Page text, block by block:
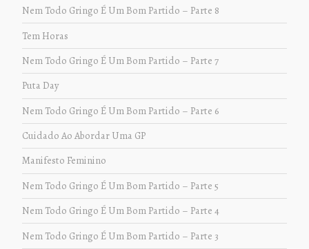
Nem Todo Gringo É Um Bom Partido – Parte 8
Tem Horas
Nem Todo Gringo É Um Bom Partido – Parte 7
Puta Day
Nem Todo Gringo É Um Bom Partido – Parte 6
Cuidado Ao Abordar Uma GP
Manifesto Feminino
Nem Todo Gringo É Um Bom Partido – Parte 5
Nem Todo Gringo É Um Bom Partido – Parte 4
Nem Todo Gringo É Um Bom Partido – Parte 3